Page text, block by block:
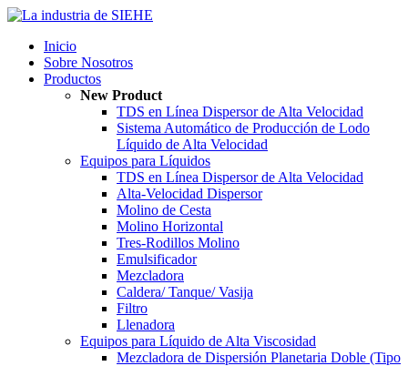
Inicio
Sobre Nosotros
Productos
New Product
TDS en Línea Dispersor de Alta Velocidad
Sistema Automático de Producción de Lodo
Líquido de Alta Velocidad
Equipos para Líquidos
TDS en Línea Dispersor de Alta Velocidad
Alta-Velocidad Dispersor
Molino de Cesta
Molino Horizontal
Tres-Rodillos Molino
Emulsificador
Mezcladora
Caldera/ Tanque/ Vasija
Filtro
Llenadora
Equipos para Líquido de Alta Viscosidad
Mezcladora de Dispersión Planetaria Doble (Tipo